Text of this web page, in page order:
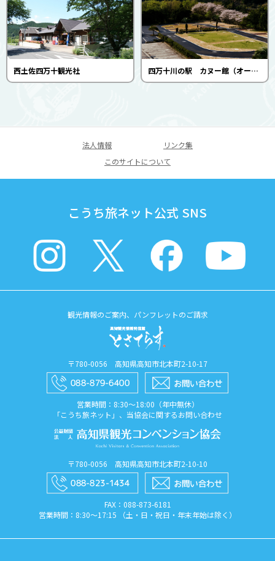
西土佐四万十観光社 四万十川の駅 カヌー館（オートキャンプ場）
法人情報
リンク集
このサイトについて
こうち旅ネット公式 SNS
観光情報のご案内、パンフレットのご請求
〒780-0056 高知県高知市北本町2-10-17
営業時間：8:30〜18:00（年中無休）
「こうち旅ネット」、当協会に関するお問い合わせ
〒780-0056 高知県高知市北本町2-10-10
FAX：088​-873​-6181
営業時間：8:30〜17:15 （土・日・祝日・年末年始は除く）